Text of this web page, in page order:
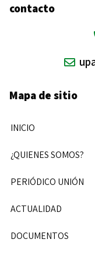
contacto
Mapa de sitio
INICIO
¿QUIENES SOMOS?
PERIÓDICO UNIÓN
ACTUALIDAD
DOCUMENTOS